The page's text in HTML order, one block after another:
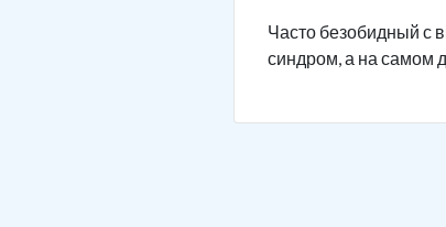
Часто безобидный с
синдром, а на самом